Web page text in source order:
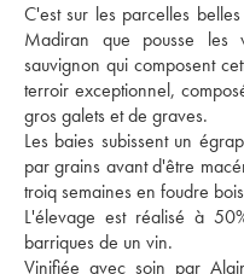
C'est sur les parcelles
Madiran que pousse
sauvignon qui composent
terroir exceptionnel,
gros galets et de graves.
Les baies subissent un
par grains avant d'être
troiq semaines en foudre
L'élevage est réalisé à
barriques de un vin.
Vinifiée avec soin par